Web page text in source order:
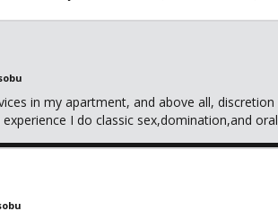
in my apartment, and above all, discretion
I do classic sex,domination,and